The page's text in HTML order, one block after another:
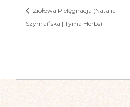
Ziołowa Pielęgnacja (Natalia
Szymańska | Tyma Herbs)